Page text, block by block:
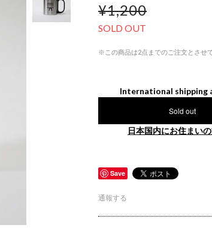
¥1,200
SOLD OUT
※この商品は2点までのご注文とさせ
International shipping
Sold out
日本国内にお住まい
Save
通報する